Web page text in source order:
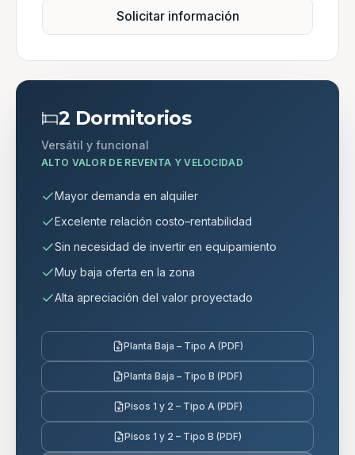
Solicitar información
2 Dormitorios
Versátil y funcional
ALTO VALOR DE REVENTA Y VELOCIDAD
Mayor demanda en alquiler
Excelente relación costo–rentabilidad
Sin necesidad de invertir en equipamiento
Muy baja oferta en la zona
Alta apreciación del valor proyectado
Planta Baja – Tipo A (PDF)
Planta Baja – Tipo B (PDF)
Pisos 1 y 2 – Tipo A (PDF)
Pisos 1 y 2 – Tipo B (PDF)